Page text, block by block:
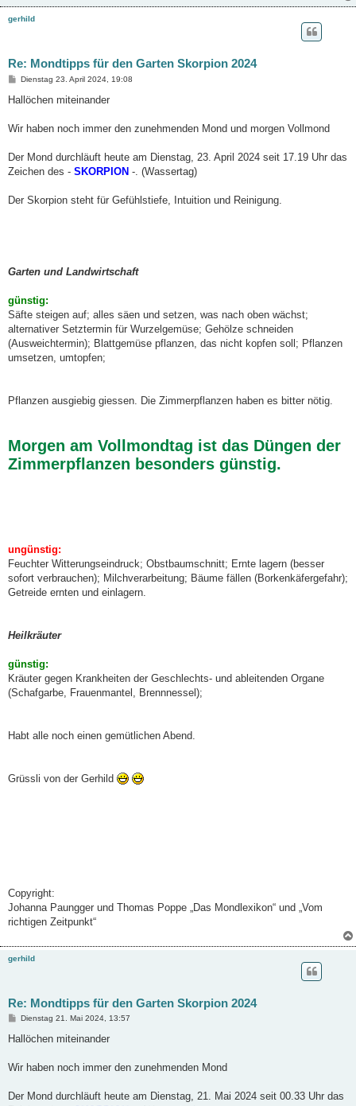
gerhild
Re: Mondtipps für den Garten Skorpion 2024
B
i
a
Dienstag 23. April 2024, 19:08
Hallöchen miteinander
Wir haben noch immer den zunehmenden Mond und morgen Vollmond
Der Mond durchläuft heute am Dienstag, 23. April 2024 seit 17.19 Uhr das
Zeichen des - SKORPION -. (Wassertag)
Der Skorpion steht für Gefühlstiefe, Intuition und Reinigung.
Garten und Landwirtschaft
günstig:
Säfte steigen auf; alles säen und setzen, was nach oben wächst;
alternativer Setztermin für Wurzelgemüse; Gehölze schneiden
(Ausweichtermin); Blattgemüse pflanzen, das nicht kopfen soll; Pflanzen
umsetzen, umtopfen;
Pflanzen ausgiebig giessen. Die Zimmerpflanzen haben es bitter nötig.
Morgen am Vollmondtag ist das Düngen der
Zimmerpflanzen besonders günstig.
ungünstig:
Feuchter Witterungseindruck; Obstbaumschnitt; Ernte lagern (besser
sofort verbrauchen); Milchverarbeitung; Bäume fällen (Borkenkäfergefahr);
Getreide ernten und einlagern.
Heilkräuter
günstig:
Kräuter gegen Krankheiten der Geschlechts- und ableitenden Organe
(Schafgarbe, Frauenmantel, Brennnessel);
Habt alle noch einen gemütlichen Abend.
Grüssli von der Gerhild
Copyright:
Johanna Paungger und Thomas Poppe „Das Mondlexikon“ und „Vom
richtigen Zeitpunkt“
gerhild
Re: Mondtipps für den Garten Skorpion 2024
B
i
a
Dienstag 21. Mai 2024, 13:57
Hallöchen miteinander
Wir haben noch immer den zunehmenden Mond
Der Mond durchläuft heute am Dienstag, 21. Mai 2024 seit 00.33 Uhr das